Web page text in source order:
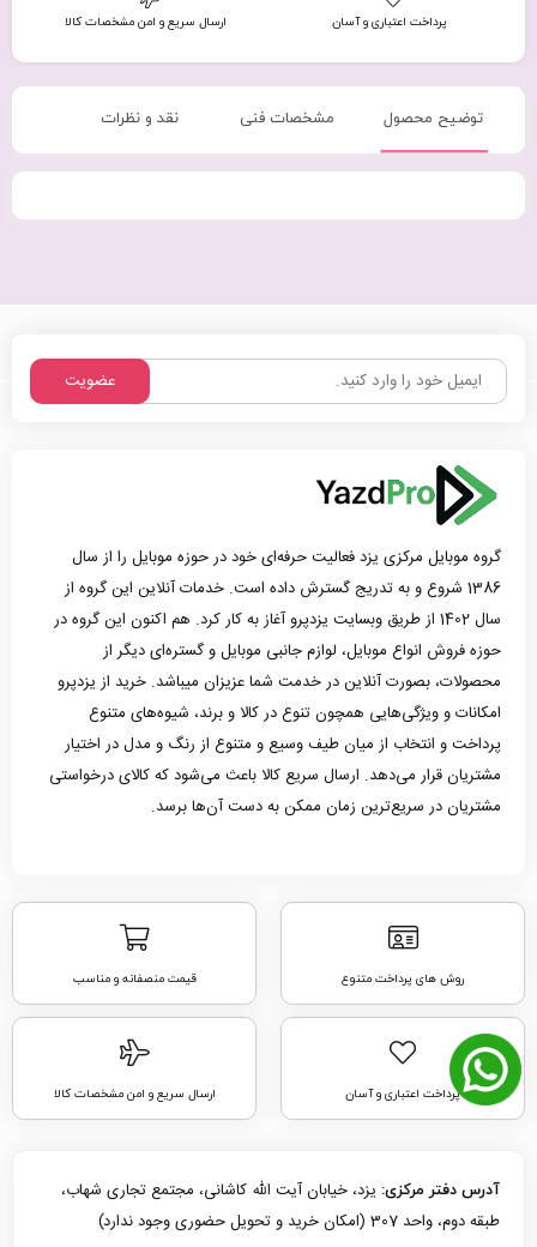
پرداخت اعتباری و آسان ارسال سریع و امن مشخصات کالا
توضیح محصول مشخصات فنی نقد و نظرات
عضویت
گروه موبایل مرکزی یزد فعالیت حرفه‌ای خود در حوزه موبایل را از سال
1386 شروع و به تدریج گسترش داده است. خدمات آنلاین این گروه از
سال 1402 از طریق وبسایت یزدپرو آغاز به کار کرد. هم اکنون این گروه در
حوزه فروش انواع موبایل، لوازم جانبی موبایل و گستره‌ای دیگر از
محصولات، بصورت آنلاین در خدمت شما عزیزان میباشد. خرید از یزدپرو
امکانات و ویژگی‌هایی همچون تنوع در کالا و برند، شیوه‌های متنوع
پرداخت و انتخاب از میان طیف وسیع و متنوع از رنگ و مدل در اختیار
مشتریان قرار می‌دهد. ارسال سریع کالا باعث می‌شود که کالای درخواستی
مشتریان در سریع‌ترین زمان ممکن به دست آن‌ها برسد.
روش های پرداخت متنوع قیمت منصفانه و مناسب
پرداخت اعتباری و آسان ارسال سریع و امن مشخصات کالا
آدرس دفتر مرکزی: یزد، خیابان آیت الله کاشانی، مجتمع تجاری شهاب،
طبقه دوم، واحد 307 (امکان خرید و تحویل حضوری وجود ندارد)